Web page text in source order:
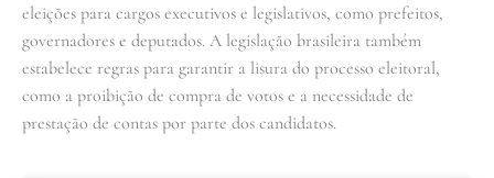
eleições para cargos executivos e legislativos, como prefeitos,
governadores e deputados. A legislação brasileira também
estabelece regras para garantir a lisura do processo eleitoral,
como a proibição de compra de votos e a necessidade de
prestação de contas por parte dos candidatos.